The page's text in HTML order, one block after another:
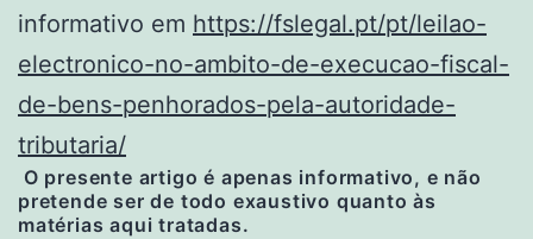
informativo em https://fslegal.pt/pt/leilao-
electronico-no-ambito-de-execucao-fiscal-
de-bens-penhorados-pela-autoridade-
tributaria/
O presente artigo é apenas informativo, e não
pretende ser de todo exaustivo quanto às
matérias aqui tratadas.